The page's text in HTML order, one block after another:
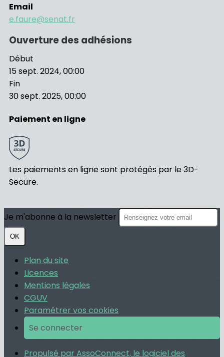
Email
e.faure@senat.fr
Ouverture des adhésions
Début
15 sept. 2024, 00:00
Fin
30 sept. 2025, 00:00
Paiement en ligne
Les paiements en ligne sont protégés par le 3D-
Secure.
Je m'abonne à la newsletter
OK
Plan du site
Licences
Mentions légales
CGUV
Paramétrer vos cookies
Se connecter
Propulsé par AssoConnect, le logiciel des